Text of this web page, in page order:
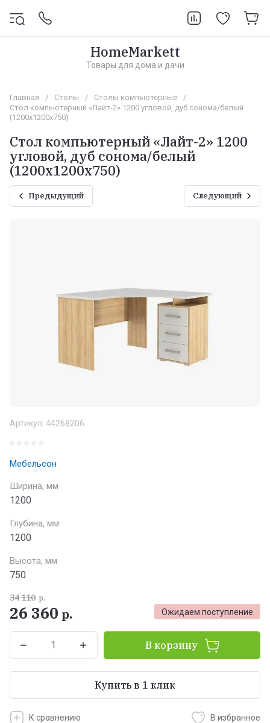
HomeMarkett
Товары для дома и дачи
Главная / Столы / Столы компьютерные
/
Стол компьютерный «Лайт-2» 1200 угловой, дуб сонома/белый
(1200х1200х750)
Стол компьютерный «Лайт-2» 1200
угловой, дуб сонома/белый
(1200х1200х750)
Предыдущий Следующий
Артикул: 44268206
Мебельсон
Ширина, мм
1200
Глубина, мм
1200
Высота, мм
750
Ожидаем поступление
34 110 р.
26 360 р.
В корзину
Купить в 1 клик
К сравнению В избранное